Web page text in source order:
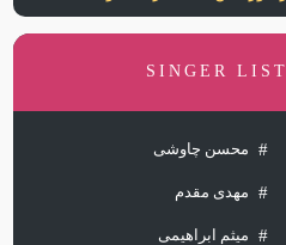
SINGER LIST
محسن چاوشی
مهدی مقدم
میثم ابراهیمی